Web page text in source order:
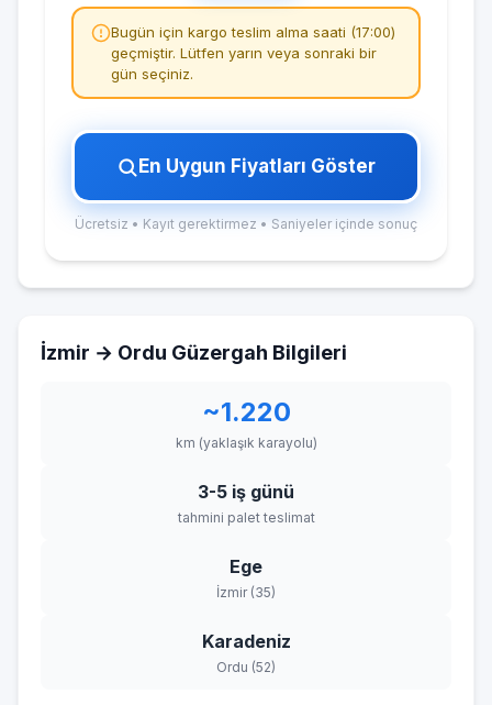
Bugün için kargo teslim alma saati (17:00)
geçmiştir. Lütfen yarın veya sonraki bir
gün seçiniz.
En Uygun Fiyatları Göster
Ücretsiz • Kayıt gerektirmez • Saniyeler içinde sonuç
İzmir → Ordu Güzergah Bilgileri
~1.220
km (yaklaşık karayolu)
3-5 iş günü
tahmini palet teslimat
Ege
İzmir (35)
Karadeniz
Ordu (52)